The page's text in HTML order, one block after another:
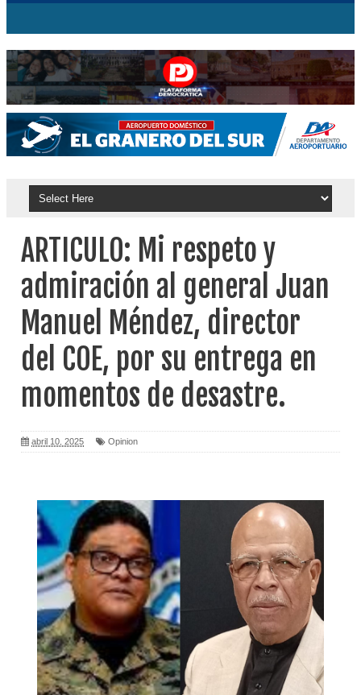
ARTICULO: Mi respeto y
admiración al general Juan
Manuel Méndez, director
del COE, por su entrega en
momentos de desastre.
abril 10, 2025 Opinion